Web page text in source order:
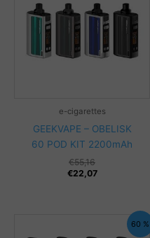
e-cigarettes
GEEKVAPE – OBELISK
60 POD KIT 2200mAh
€55,16
€22,07
60 %